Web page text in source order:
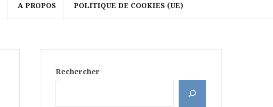
A PROPOS POLITIQUE DE COOKIES (UE)
Rechercher